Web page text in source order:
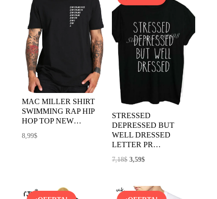
MAC MILLER SHIRT
SWIMMING RAP HIP
HOP TOP NEW…
8,99$
STRESSED
DEPRESSED BUT
WELL DRESSED
LETTER PR…
7,18$ El
era:
3,59$El
es: